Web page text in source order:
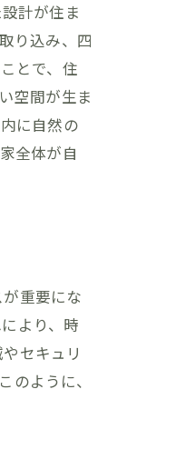
計が住ま
り込み、四
とで、住
空間が生ま
に自然の
全体が自
重要にな
より、時
セキュリ
ように、